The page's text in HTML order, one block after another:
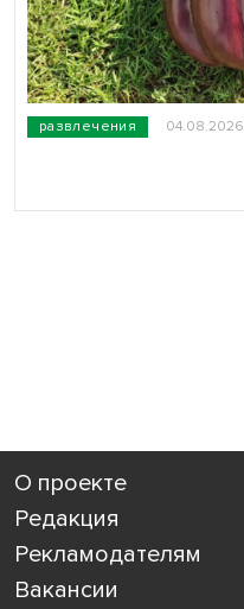
развлечения 04.08.2026
О проекте
Редакция
Рекламодателям
Вакансии